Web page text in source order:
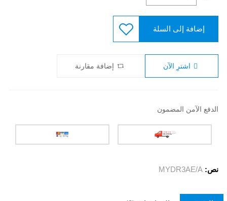
إضافة إلى السلة
اشترِ الآن إضافة مقارنة
الدفع الآمن المضمون
نص: MYDR3AE/A